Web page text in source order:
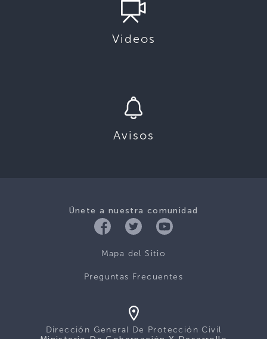
Videos
Avisos
Únete a nuestra comunidad
Mapa del Sitio
Preguntas Frecuentes
Dirección General De Protección Civil